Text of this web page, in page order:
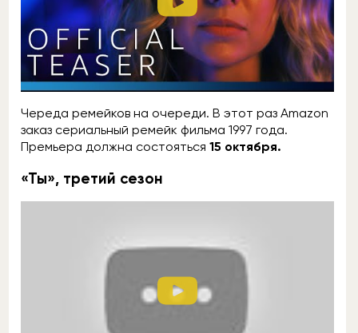
Череда ремейков на очереди. В этот раз Amazon
заказ сериальный ремейк фильма 1997 года.
Премьера должна состояться 15 октября.
«Ты», третий сезон